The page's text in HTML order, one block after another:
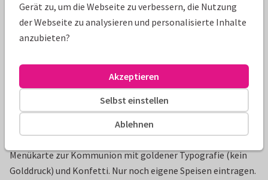
Produktinformation
Menükarte zur Kommunion mit goldener Typografie (kein
Golddruck) und Konfetti. Nur noch eigene Speisen eintragen.
Gerät zu, um die Webseite zu verbessern, die Nutzung
der Webseite zu analysieren und personalisierte Inhalte
anzubieten?
Ablehnen
Selbst einstellen
Akzeptieren